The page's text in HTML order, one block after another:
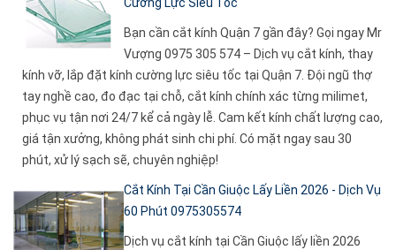
Cường Lực Siêu Tốc
Bạn cần cắt kính Quận 7 gần đây? Gọi ngay Mr
Vượng 0975 305 574 – Dịch vụ cắt kính, thay
kính vỡ, lắp đặt kính cường lực siêu tốc tại Quận 7. Đội ngũ thợ
tay nghề cao, đo đạc tại chỗ, cắt kính chính xác từng milimet,
phục vụ tận nơi 24/7 kể cả ngày lễ. Cam kết kính chất lượng cao,
giá tận xưởng, không phát sinh chi phí. Có mặt ngay sau 30
phút, xử lý sạch sẽ, chuyên nghiệp!
Cắt Kính Tại Cần Giuộc Lấy Liền 2026 - Dịch Vụ
60 Phút 0975305574
Dịch vụ cắt kính tại Cần Giuộc lấy liền 2026